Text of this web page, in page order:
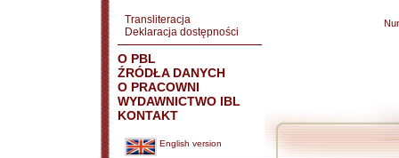
Transliteracja
Deklaracja dostępności
O PBL
ŹRÓDŁA DANYCH
O PRACOWNI
WYDAWNICTWO IBL
KONTAKT
English version